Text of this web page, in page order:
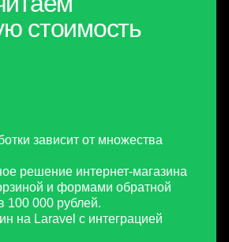
стоимость
зависит от множества
решение интернет-магазина
и формами обратной
100 000 рублей.
на Laravel с интеграцией